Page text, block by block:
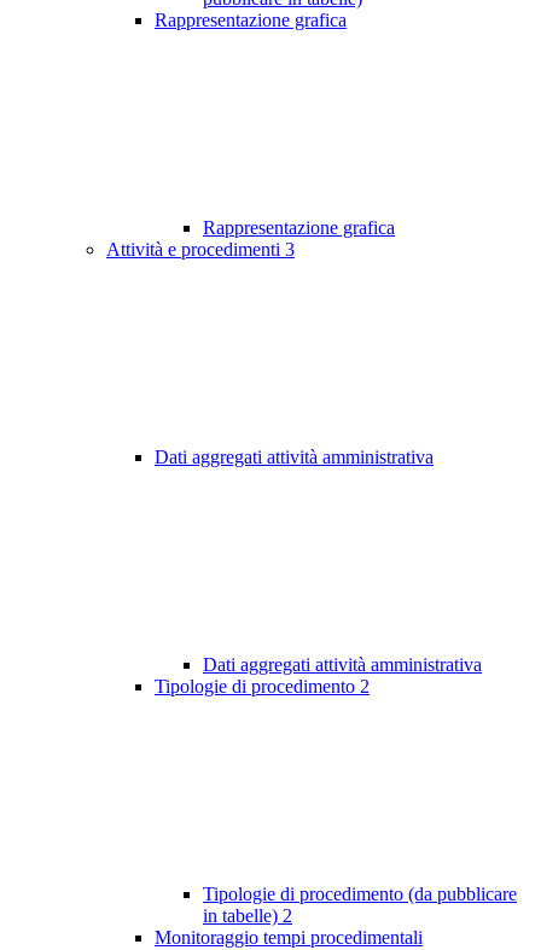
Rappresentazione grafica
Rappresentazione grafica
Attività e procedimenti 3
Dati aggregati attività amministrativa
Dati aggregati attività amministrativa
Tipologie di procedimento 2
Tipologie di procedimento (da pubblicare
in tabelle) 2
Monitoraggio tempi procedimentali